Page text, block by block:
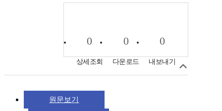
0
상세조회
0
다운로드
0
내보내기
원문보기